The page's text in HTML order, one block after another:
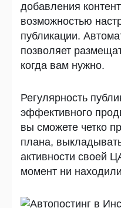
добавления
возможностью
публикации.
позволяет
когда вам нужно.
Регулярность
эффективного
вы сможете четко
плана,
активности своей
момент ни